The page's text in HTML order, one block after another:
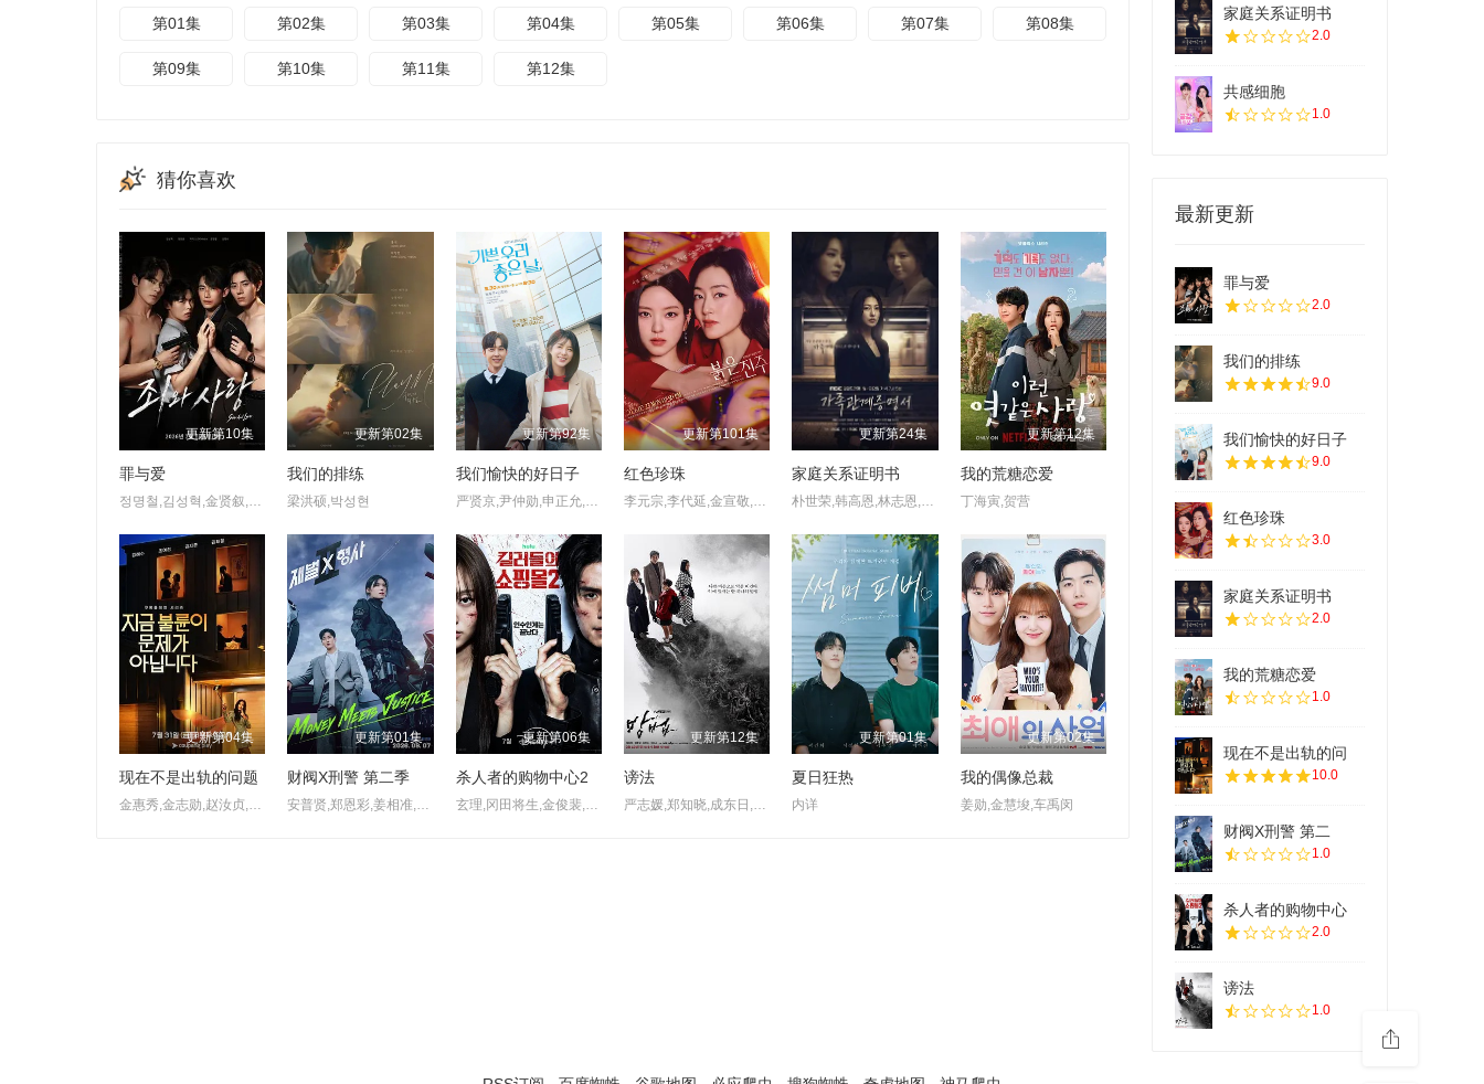
第01集 第02集 第03集 第04集 第05集 第06集 第07集 第08集
第09集 第10集 第11集 第12集
猜你喜欢
更新第10集
罪与爱
정명철,김성혁,金贤叙,정현웅
更新第02集
我们的排练
梁洪硕,박성현
更新第92集
我们愉快的好日子
严贤京,尹仲勋,申正允,尹多英,金惠玉,鲜于在德,尹多勋,文喜京,李商淑,郑孝彬,李家豪,郑永琡
更新第101集
红色珍珠
李元宗,李代延,金宣敬,李甫姫,朴真熙,韩振熙,李应敬,金惠仙,이정용,채빈
更新第24集
家庭关系证明书
朴世荣,韩高恩,林志恩,成伊言,朴率拉,徐道永,全胜彬
更新第12集
我的荒糖恋爱
丁海寅,贺营
更新第04集
现在不是出轨的问题
金惠秀,金志勋,赵汝贞,金宰澈
更新第01集
财阀X刑警 第二季
安普贤,郑恩彩,姜相准,金伸比,俞承豪
更新第06集
杀人者的购物中心2
玄理,冈田将生,金俊裴,李栋旭,赵汉善,朴智彬,金旻,徐现宇,金慧埈,郑允荷,金海娜,李泰英
更新第12集
谤法
严志媛,郑知晓,成东日,赵敏修,丁文晟,金敏载,崔秉默,金仁权,高圭弼
更新第01集
夏日狂热
内详
更新第02集
我的偶像总裁
姜勋,金慧埈,车禹闵
家庭关系证明书
2.0
共感细胞
1.0
最新更新
罪与爱
2.0
我们的排练
9.0
我们愉快的好日子
9.0
红色珍珠
3.0
家庭关系证明书
2.0
我的荒糖恋爱
1.0
现在不是出轨的问
10.0
财阀X刑警 第二
1.0
杀人者的购物中心
2.0
谤法
1.0